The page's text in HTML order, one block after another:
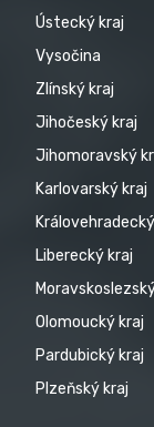
Ústecký kraj
Vysočina
Zlínský kraj
Jihočeský kraj
Jihomoravský
Karlovarský kraj
Liberecký kraj
Olomoucký kraj
Pardubický kraj
Plzeňský kraj